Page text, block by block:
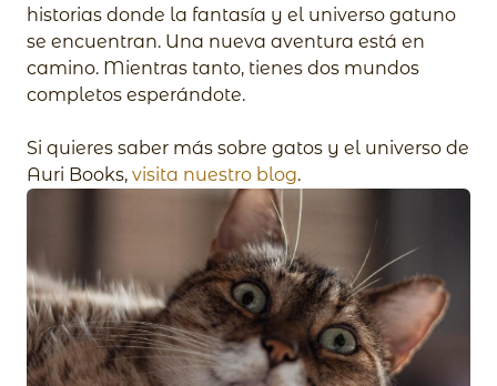
historias donde la fantasía y el universo gatuno
se encuentran. Una nueva aventura está en
camino. Mientras tanto, tienes dos mundos
completos esperándote.
Si quieres saber más sobre gatos y el universo de
Auri Books, visita nuestro blog.